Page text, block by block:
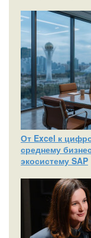
От Excel к
среднему
экосистему SAP